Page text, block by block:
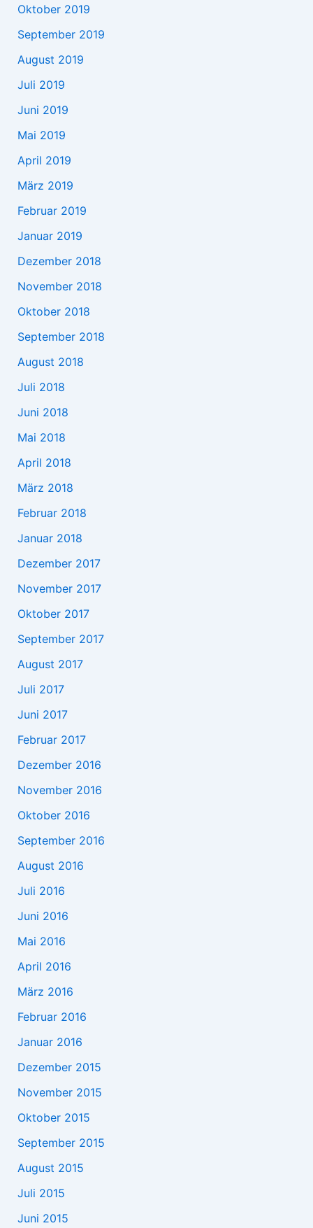
Oktober 2019
September 2019
August 2019
Juli 2019
Juni 2019
Mai 2019
April 2019
März 2019
Februar 2019
Januar 2019
Dezember 2018
November 2018
Oktober 2018
September 2018
August 2018
Juli 2018
Juni 2018
Mai 2018
April 2018
März 2018
Februar 2018
Januar 2018
Dezember 2017
November 2017
Oktober 2017
September 2017
August 2017
Juli 2017
Juni 2017
Februar 2017
Dezember 2016
November 2016
Oktober 2016
September 2016
August 2016
Juli 2016
Juni 2016
Mai 2016
April 2016
März 2016
Februar 2016
Januar 2016
Dezember 2015
November 2015
Oktober 2015
September 2015
August 2015
Juli 2015
Juni 2015